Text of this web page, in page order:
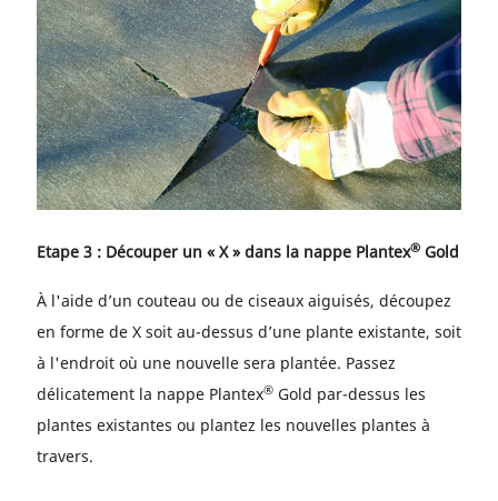
Etape 3 : Découper un « X » dans la nappe Plantex® Gold
À l'aide d’un couteau ou de ciseaux aiguisés, découpez
en forme de X soit au-dessus d’une plante existante, soit
à l'endroit où une nouvelle sera plantée. Passez
délicatement la nappe Plantex® Gold par-dessus les
plantes existantes ou plantez les nouvelles plantes à
travers.